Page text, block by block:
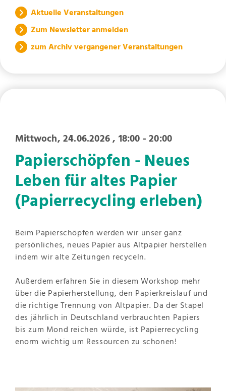
Aktuelle Veranstaltungen
Zum Newsletter anmelden
zum Archiv vergangener Veranstaltungen
Mittwoch, 24.06.2026, 18:00 - 20:00
Papierschöpfen - Neues
Leben für altes Papier
(Papierrecycling erleben)
Beim Papierschöpfen werden wir unser ganz
persönliches, neues Papier aus Altpapier herstellen
indem wir alte Zeitungen recyceln.
Außerdem erfahren Sie in diesem Workshop mehr
über die Papierherstellung, den Papierkreislauf und
die richtige Trennung von Altpapier. Da der Stapel
des jährlich in Deutschland verbrauchten Papiers
bis zum Mond reichen würde, ist Papierrecycling
enorm wichtig um Ressourcen zu schonen!